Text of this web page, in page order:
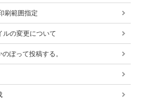
刷範囲指定
ルの変更について
ぼって投稿する。